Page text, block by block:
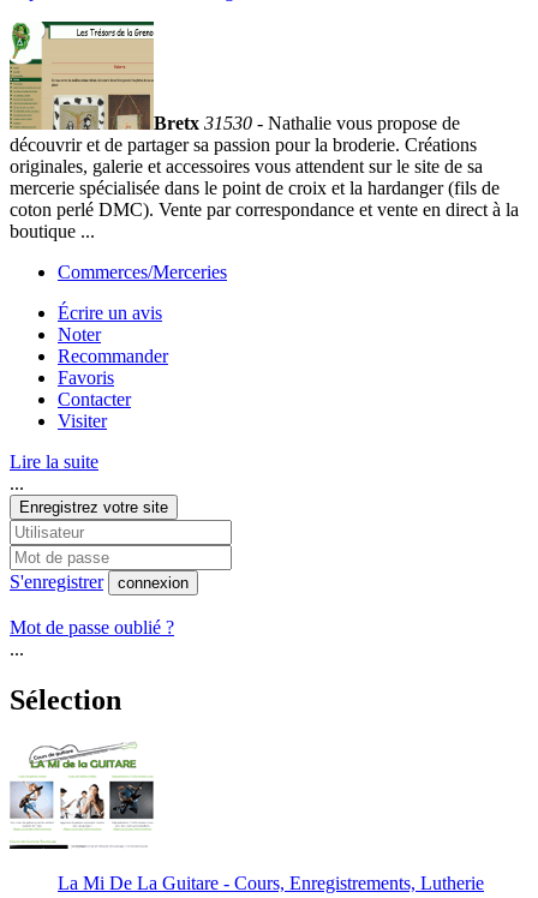
Bretx 31530 - Nathalie vous propose de
découvrir et de partager sa passion pour la broderie. Créations
originales, galerie et accessoires vous attendent sur le site de sa
mercerie spécialisée dans le point de croix et la hardanger (fils de
coton perlé DMC). Vente par correspondance et vente en direct à la
boutique ...
Commerces/Merceries
Écrire un avis
Noter
Recommander
Favoris
Contacter
Visiter
Lire la suite
...
Enregistrez votre site
S'enregistrer connexion
Mot de passe oublié ?
...
Sélection
La Mi De La Guitare - Cours, Enregistrements, Lutherie